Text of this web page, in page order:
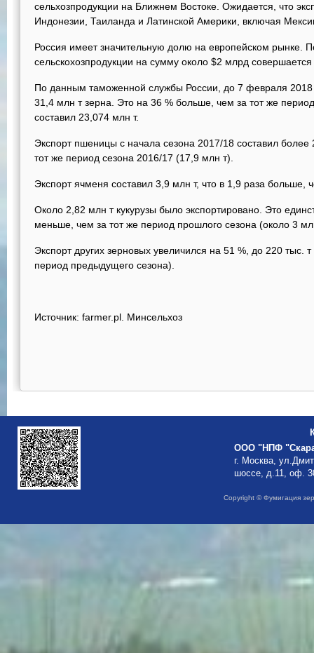
сельхозпродукции на Ближнем Востоке. Ожидается, что
Индонезии, Таиланда и Латинской Америки, включая
Россия имеет значительную долю на европейском рынке.
сельскохозпродукции на сумму около $2 млрд
По данным таможенной службы России, до 7 февраля 2018
31,4 млн т зерна. Это на 36 % больше, чем за тот же
составил 23,074 млн т.
Экспорт пшеницы с начала сезона 2017/18 составил
тот же период сезона 2016/17 (17,9 млн т).
Экспорт ячменя составил 3,9 млн т, что в 1,9 раза больше,
Около 2,82 млн т кукурузы было экспортировано. Это
меньше, чем за тот же период прошлого сезона (около 3
Экспорт других зерновых увеличился на 51 %, до 220 тыс.
период предыдущего сезона).
Источник: farmer.pl. Минсельхоз
ООО "НПФ
г. Москва,
шоссе, д.11, оф.
Copyright © Фумигация